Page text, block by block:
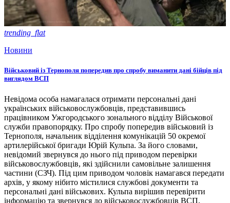
trending_flat
Новини
Військовий із Тернополя попередив про спробу виманити дані бійців під
виглядом ВСП
Невідома особа намагалася отримати персональні дані
українських військовослужбовців, представившись
працівником Ужгородського зонального відділу Військової
служби правопорядку. Про спробу попередив військовий із
Тернополя, начальник відділення комунікацій 50 окремої
артилерійської бригади Юрій Кульпа. За його словами,
невідомий звернувся до нього під приводом перевірки
військовослужбовців, які здійснили самовільне залишення
частини (СЗЧ). Під цим приводом чоловік намагався передати
архів, у якому нібито містилися службові документи та
персональні дані військових. Кульпа вирішив перевірити
інформацію та звернувся до військовослужбовців ВСП.